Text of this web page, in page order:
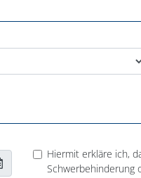
Hiermit erkläre ich,
Schwerbehinderung